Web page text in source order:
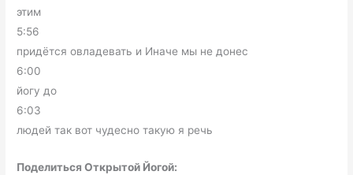
этим
5:56
придётся овладевать и Иначе мы не донес
6:00
йогу до
6:03
людей так вот чудесно такую я речь
Поделиться Открытой Йогой: